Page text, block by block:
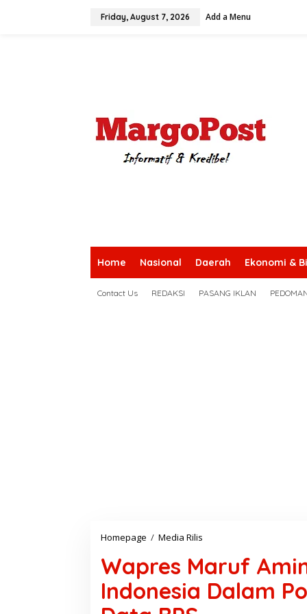
Friday, August 7, 2026 Add a Menu
Home Nasional Daerah Ekonomi &
Contact Us REDAKSI PASANG IKLAN
Homepage / Media Rilis
p
r
Wapres Maruf
Indonesia Dalam